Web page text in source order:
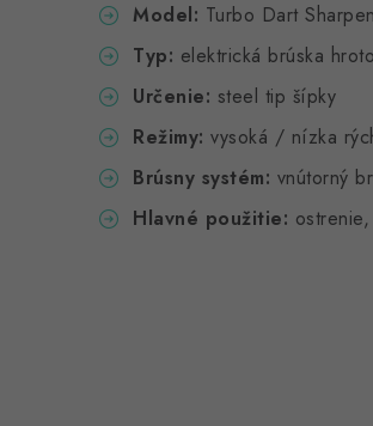
Model: Turbo Dart
Typ: elektrická brúska
Určenie: steel tip šípky
Režimy: vysoká / nízka
Brúsny systém: vnútorný
Hlavné použitie: